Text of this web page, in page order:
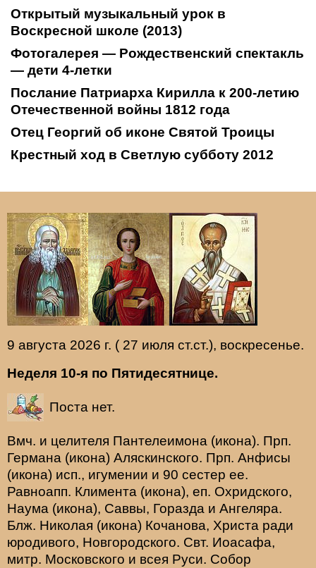
Открытый музыкальный урок в
Воскресной школе (2013)
Фотогалерея — Рождественский спектакль
— дети 4-летки
Послание Патриарха Кирилла к 200-летию
Отечественной войны 1812 года
Отец Георгий об иконе Святой Троицы
Крестный ход в Светлую субботу 2012
9 августа 2026 г. ( 27 июля ст.ст.), воскресенье.
Неделя 10-я по Пятидесятнице.
Поста нет.
Вмч. и целителя Пантелеимона (икона). Прп.
Германа (икона) Аляскинского. Прп. Анфисы
(икона) исп., игумении и 90 сестер ее.
Равноапп. Климента (икона), еп. Охридского,
Наума (икона), Саввы, Горазда и Ангеляра.
Блж. Николая (икона) Кочанова, Христа ради
юродивого, Новгородского. Свт. Иоасафа,
митр. Московского и всея Руси. Собор